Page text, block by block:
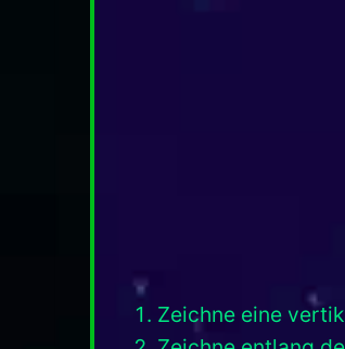
Zeichne eine